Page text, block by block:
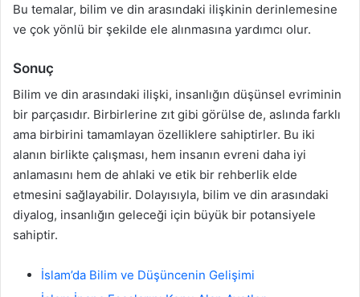
Bu temalar, bilim ve din arasındaki ilişkinin derinlemesine
ve çok yönlü bir şekilde ele alınmasına yardımcı olur.
Sonuç
Bilim ve din arasındaki ilişki, insanlığın düşünsel evriminin
bir parçasıdır. Birbirlerine zıt gibi görülse de, aslında farklı
ama birbirini tamamlayan özelliklere sahiptirler. Bu iki
alanın birlikte çalışması, hem insanın evreni daha iyi
anlamasını hem de ahlaki ve etik bir rehberlik elde
etmesini sağlayabilir. Dolayısıyla, bilim ve din arasındaki
diyalog, insanlığın geleceği için büyük bir potansiyele
sahiptir.
İslam’da Bilim ve Düşüncenin Gelişimi